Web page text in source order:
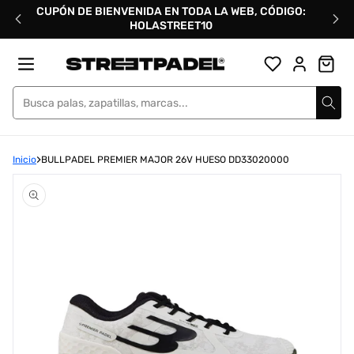
directamente
CUPÓN DE BIENVENIDA EN TODA LA WEB, CÓDIGO:
HOLASTREET10
Street Padel
Inicio BULLPADEL PREMIER MAJOR 26V HUESO DD33020000
elemento
multimedia